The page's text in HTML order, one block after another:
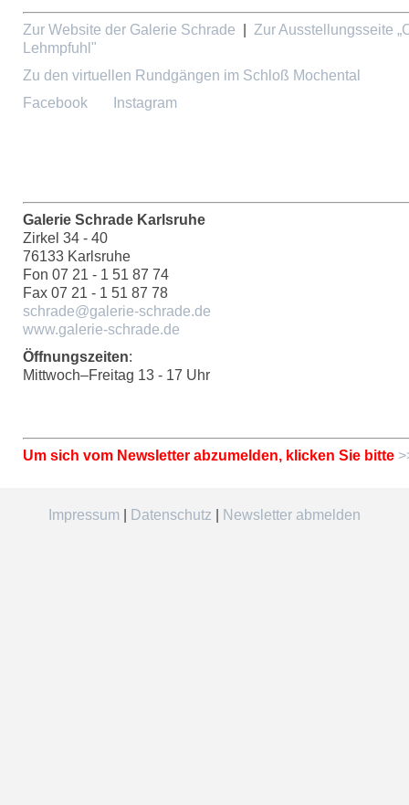
Zur Website der Galerie Schrade
Zur Ausstellungsseite
Lehmpfuhl"
Zu den virtuellen Rundgängen im Schloß Mochental
Facebook
Instagram
Galerie Schrade Karlsruhe
Zirkel 34 - 40
76133 Karlsruhe
Fon 07 21 - 1 51 87 74
Fax 07 21 - 1 51 87 78
schrade@galerie-schrade.de
www.galerie-schrade.de
Öffnungszeiten:
Mittwoch–Freitag 13 - 17 Uhr
Um sich vom Newsletter abzumelden, klicken Sie bitte
Impressum Datenschutz Newsletter abmelden